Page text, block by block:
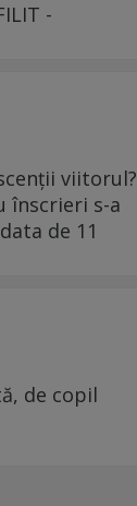
-
viitorul?
înscrieri s-a
de 11
de copil